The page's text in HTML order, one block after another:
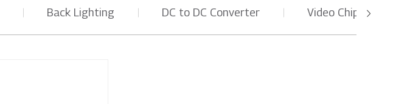
Back Lighting DC to DC Converter Video Chip, PCH